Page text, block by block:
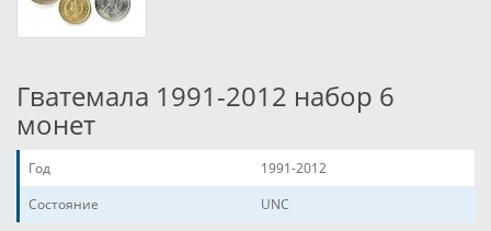
Гватемала 1991-2012 набор 6
монет
Год
1991-2012
Состояние
UNC